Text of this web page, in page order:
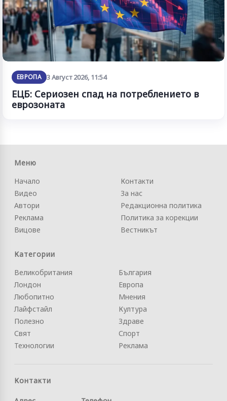
ЕВРОПА 3 Август 2026, 11:54
ЕЦБ: Сериозен спад на потреблението в
еврозоната
Меню
Начало
Видео
Автори
Реклама
Вицове
Контакти
За нас
Редакционна политика
Политика за корекции
Вестникът
Категории
Великобритания
Лондон
Любопитно
Лайфстайл
Полезно
Свят
Технологии
България
Европа
Мнения
Култура
Здраве
Спорт
Реклама
Контакти